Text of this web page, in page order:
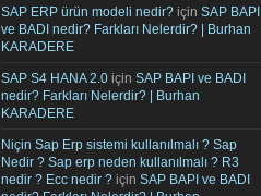
SAP ERP ürün modeli nedir? için SAP BAPI
ve BADI nedir? Farkları Nelerdir? | Burhan
KARADERE
SAP S4 HANA 2.0 için SAP BAPI ve BADI
nedir? Farkları Nelerdir? | Burhan
KARADERE
Niçin Sap Erp sistemi kullanılmalı ? Sap
Nedir ? Sap erp neden kullanılmalı ? R3
nedir ? Ecc nedir ? için SAP BAPI ve BADI